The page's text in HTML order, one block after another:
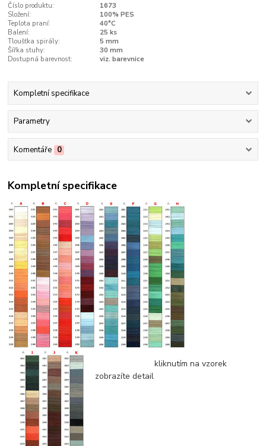
Číslo produktu:
1673
Složení:
100% PES
Teplota praní:
40°C
Balení:
25 ks
Tloušťka spirály:
5 mm
Šířka stuhy:
30 mm
Dostupná barevnost:
viz. barevnice
Kompletní specifikace
Parametry
Komentáře 0
Kompletní specifikace
kliknutím na vzorek
zobrazíte detail